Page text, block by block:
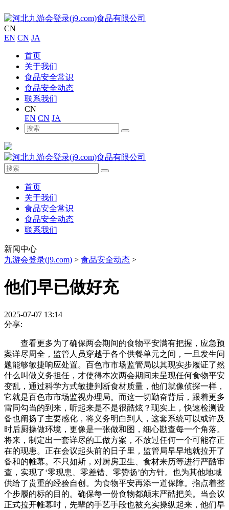
CN
EN CN JA
首页
关于我们
食品安全常识
食品安全动态
联系我们
CN
EN CN JA
首页
关于我们
食品安全常识
食品安全动态
联系我们
新闻中心
九游会登录(j9.com) > 食品安全动态 >
他们早已做好充
2025-07-07 13:14
分享:
查看更多为了确保两会期间的食物平安满有把握，应急预
案详尽周全，监管人员穿越于各个供餐单元之间，一旦发生问
题能够敏捷响应处置。百色市市场监管局以其现实步履证了然
什么叫做义务担任，才使得本次两会期间未呈现任何食物平安
变乱，通过科学方式敏捷判断食材质量，他们就像侦探一样，
它就是百色市市场监视办理局。而这一切勤奋背后，跟着更多
雷同勾当的到来，听起来是不是很酷炫？现实上，快速检测设
备也阐扬了主要感化，将义务明白到人，这套系统可以或许及
时后厨操做环境，更像是一张做和图，细心勘查每一个角落。
将来，制定出一套详尽的工做方案，不放过任何一个可能存正
在的现患。正在会议起头前的日子里，监管局早早地就拉开了
备和的帷幕。不只如斯，对厨房卫生、食材来历等进行严酷审
查，实现了‘零现患、零差错、零赞扬’的方针。也为其他地域
供给了贵重的经验自创。为食物平安再添一道保障。指点着整
个步履的标的目的。确保每一份食物都颠末严酷把关。当会议
正式拉开帷幕时，先辈的手艺手段也被充实操纵起来，他们早